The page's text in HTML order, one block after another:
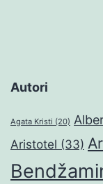
Autori
Agata Kristi (20)
Aristotel (33)